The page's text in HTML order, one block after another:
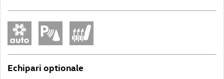
Echipari optionale